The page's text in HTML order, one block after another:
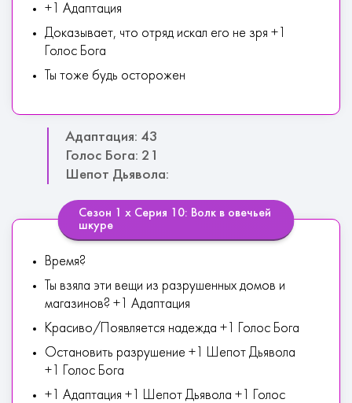
+1 Адаптация
Доказывает, что отряд искал его не зря +1
Голос Бога
Ты тоже будь осторожен
Адаптация: 43
Голос Бога: 21
Шепот Дьявола:
Сезон 1 х Серия 10: Волк в овечьей
шкуре
Время?
Ты взяла эти вещи из разрушенных домов и
магазинов? +1 Адаптация
Красиво/Появляется надежда +1 Голос Бога
Остановить разрушение +1 Шепот Дьявола
+1 Голос Бога
+1 Адаптация +1 Шепот Дьявола +1 Голос